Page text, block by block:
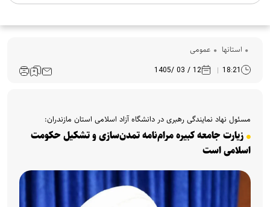
استانها عمومی
18:21
12 / 03 /1405
مسئول نهاد نمایندگی رهبری در دانشگاه آزاد اسلامی استان مازندران:
زیارت جامعه کبیره مرام‌نامه تمدن‌سازی و تشکیل حکومت
اسلامی است